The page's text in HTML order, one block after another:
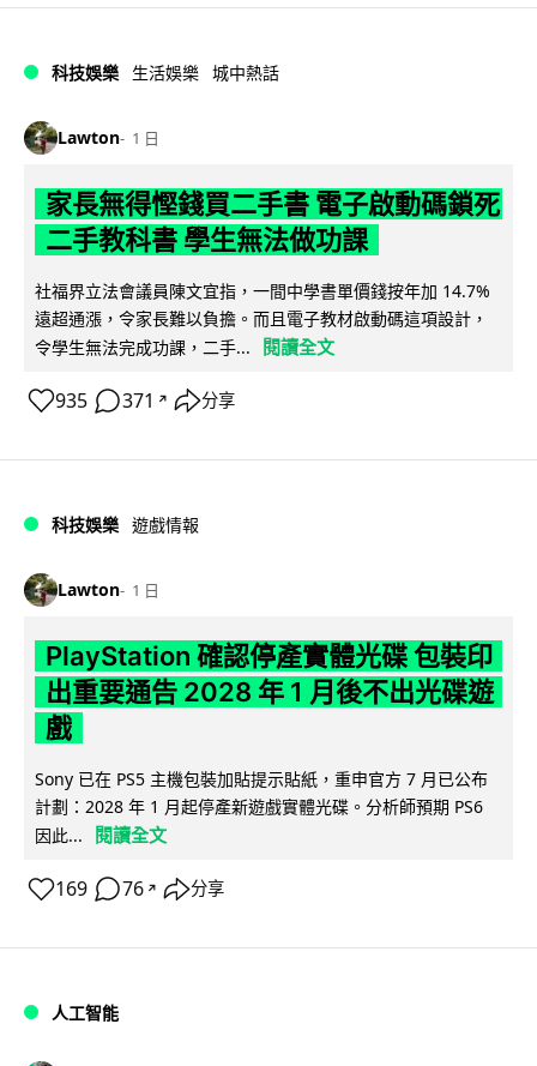
科技娛樂 生活娛樂 城中熱話
Lawton 1 日
家長無得慳錢買二手書 電子啟動碼鎖死
二手教科書 學生無法做功課
社福界立法會議員陳文宜指，一間中學書單價錢按年加 14.7%
遠超通漲，令家長難以負擔。而且電子教材啟動碼這項設計，
令學生無法完成功課，二手...
閱讀全文
935 371 ↗ 分享
科技娛樂 遊戲情報
Lawton 1 日
PlayStation 確認停產實體光碟 包裝印
出重要通告 2028 年 1 月後不出光碟遊
戲
Sony 已在 PS5 主機包裝加貼提示貼紙，重申官方 7 月已公布
計劃：2028 年 1 月起停產新遊戲實體光碟。分析師預期 PS6
因此...
閱讀全文
169 76 ↗ 分享
人工智能